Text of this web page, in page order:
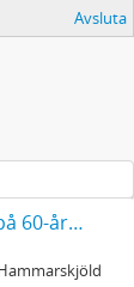
Avsluta
Agnes Hammarskjöld. Hyllningsadresser på 60-årsdagen